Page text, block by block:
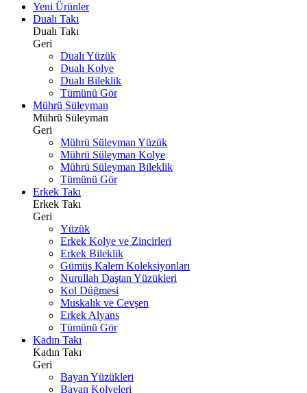
Yeni Ürünler
Dualı Takı
Dualı Takı
Geri
Dualı Yüzük
Dualı Kolye
Dualı Bileklik
Tümünü Gör
Mührü Süleyman
Mührü Süleyman
Geri
Mührü Süleyman Yüzük
Mührü Süleyman Kolye
Mührü Süleyman Bileklik
Tümünü Gör
Erkek Takı
Erkek Takı
Geri
Yüzük
Erkek Kolye ve Zincirleri
Erkek Bileklik
Gümüş Kalem Koleksiyonları
Nurullah Daştan Yüzükleri
Kol Düğmesi
Muskalık ve Cevşen
Erkek Alyans
Tümünü Gör
Kadın Takı
Kadın Takı
Geri
Bayan Yüzükleri
Bayan Kolyeleri